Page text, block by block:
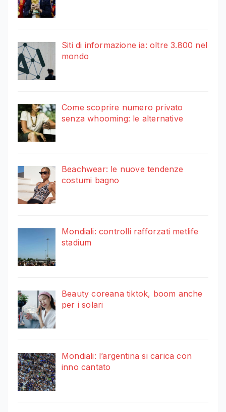
Siti di informazione ia: oltre 3.800 nel
mondo
Come scoprire numero privato
senza whooming: le alternative
Beachwear: le nuove tendenze
costumi bagno
Mondiali: controlli rafforzati metlife
stadium
Beauty coreana tiktok, boom anche
per i solari
Mondiali: l’argentina si carica con
inno cantato